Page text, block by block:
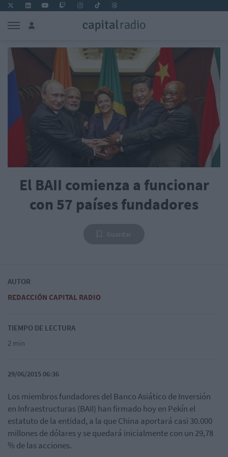
El BAII comienza a funcionar
con 57 países fundadores
AUTOR
REDACCIÓN CAPITAL RADIO
TIEMPO DE LECTURA
2 min
29/06/2015 06:36
Los miembros fundadores del Banco Asiático de Inversión
en Infraestructuras (BAII) han firmado hoy en Pekín el
estatuto de la entidad, a la que China aportará casi 30.000
millones de dólares y se quedará inicialmente con un 29,78
% de las acciones.